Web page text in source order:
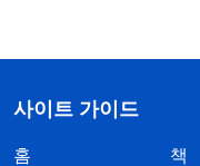
사이트 가이드
홈 책